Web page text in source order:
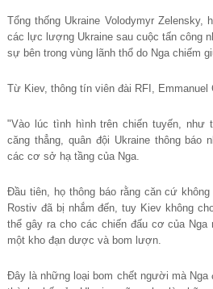
Tổng thống Ukraine Volodymyr Zelensky,
các lực lượng Ukraine sau cuộc tấn công
sự bên trong vùng lãnh thổ do Nga chiếm
Từ Kiev, thông tín viên đài RFI, Emmanuel
"Vào lúc tình hình trên chiến tuyến,
căng thẳng, quân đội Ukraine thông báo
các cơ sở hạ tầng của Nga.
Đầu tiên, họ thông báo rằng căn cứ
Rostiv đã bị nhắm đến, tuy Kiev không
thể gây ra cho các chiến đấu cơ của Nga
một kho đạn dược và bom lượn.
Đây là những loại bom chết người mà Nga